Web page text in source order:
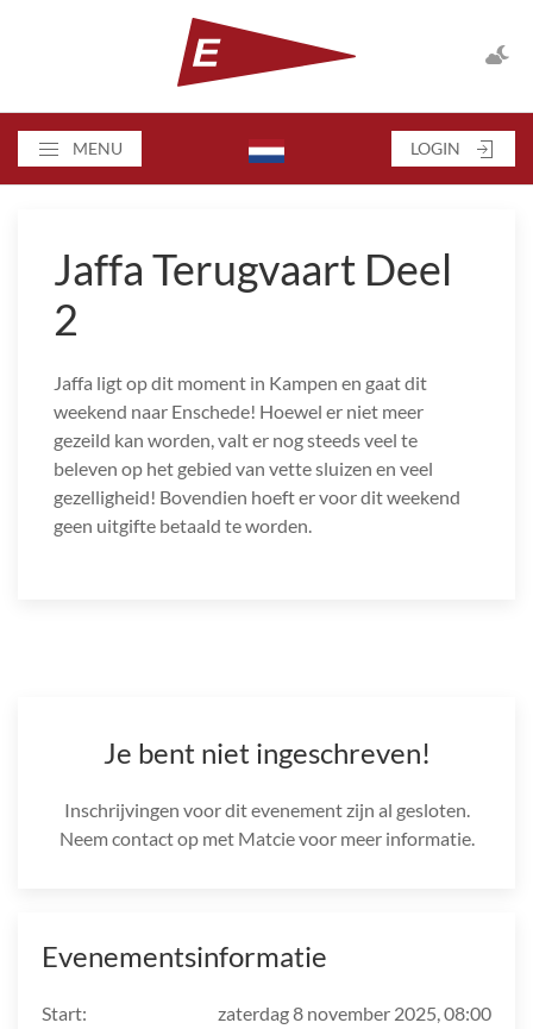
MENU LOGIN
Jaffa Terugvaart Deel
2
Jaffa ligt op dit moment in Kampen en gaat dit
weekend naar Enschede! Hoewel er niet meer
gezeild kan worden, valt er nog steeds veel te
beleven op het gebied van vette sluizen en veel
gezelligheid! Bovendien hoeft er voor dit weekend
geen uitgifte betaald te worden.
Je bent niet ingeschreven!
Inschrijvingen voor dit evenement zijn al gesloten.
Neem contact op met Matcie voor meer informatie.
Evenementsinformatie
Start:
zaterdag 8 november 2025, 08:00